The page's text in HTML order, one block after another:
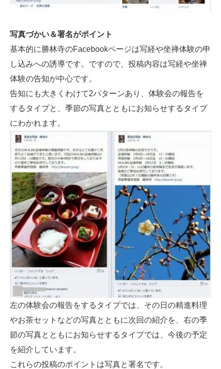
写真づかい＆署名がポイント
基本的に勝林寺のFacebookページは写経や坐禅体験の申
し込みへの誘導です。ですので、投稿内容は写経や坐禅
体験の告知が中心です。
告知にも大きくわけて2パターンあり、体験会の報告を
するタイプと、季節の写真とともにお知らせするタイプ
にわかれます。
左の体験会の報告をするタイプでは、その日の精進料理
やお茶セットなどの写真とともに次回の紹介を、右の季
節の写真とともにお知らせするタイプでは、今後の予定
を紹介しています。
これらの投稿のポイントは写真と署名です。